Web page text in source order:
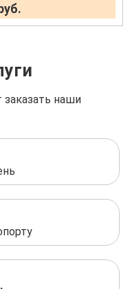
заказать наши